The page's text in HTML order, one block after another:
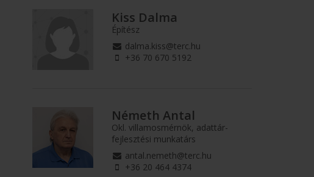
Kiss Dalma
Építész
dalma.kiss@terc.hu
+36 70 670 5192
Németh Antal
Okl. villamosmérnök, adattár-
fejlesztési munkatárs
antal.nemeth@terc.hu
+36 20 464 4374